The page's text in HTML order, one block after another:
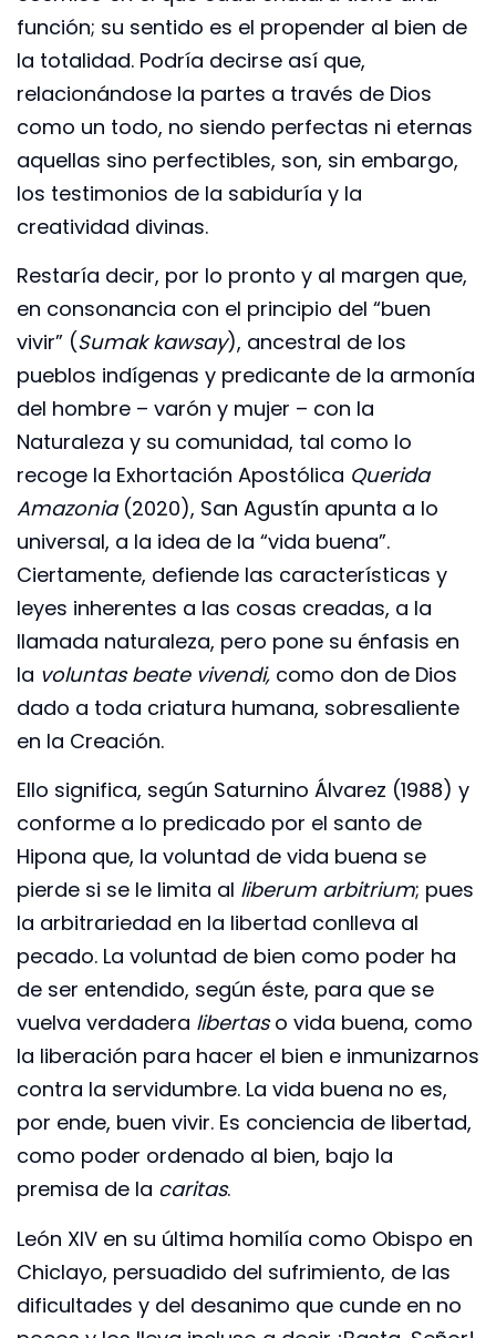
función; su sentido es el propender al bien de
la totalidad. Podría decirse así que,
relacionándose la partes a través de Dios
como un todo, no siendo perfectas ni eternas
aquellas sino perfectibles, son, sin embargo,
los testimonios de la sabiduría y la
creatividad divinas.
Restaría decir, por lo pronto y al margen que,
en consonancia con el principio del “buen
vivir” (Sumak kawsay), ancestral de los
pueblos indígenas y predicante de la armonía
del hombre – varón y mujer – con la
Naturaleza y su comunidad, tal como lo
recoge la Exhortación Apostólica Querida
Amazonia(2020), San Agustín apunta a lo
universal, a la idea de la “vida buena”.
Ciertamente, defiende las características y
leyes inherentes a las cosas creadas, a la
llamada naturaleza, pero pone su énfasis en
la voluntas beate vivendi, como don de Dios
dado a toda criatura humana, sobresaliente
en la Creación.
Ello significa, según Saturnino Álvarez (1988) y
conforme a lo predicado por el santo de
Hipona que, la voluntad de vida buena se
pierde si se le limita al liberum arbitrium; pues
la arbitrariedad en la libertad conlleva al
pecado. La voluntad de bien como poder ha
de ser entendido, según éste, para que se
vuelva verdadera libertaso vida buena, como
la liberación para hacer el bien e inmunizarnos
contra la servidumbre. La vida buena no es,
por ende, buen vivir. Es conciencia de libertad,
como poder ordenado al bien, bajo la
premisa de la caritas.
León XIV en su última homilía como Obispo en
Chiclayo, persuadido del sufrimiento, de las
dificultades y del desanimo que cunde en no